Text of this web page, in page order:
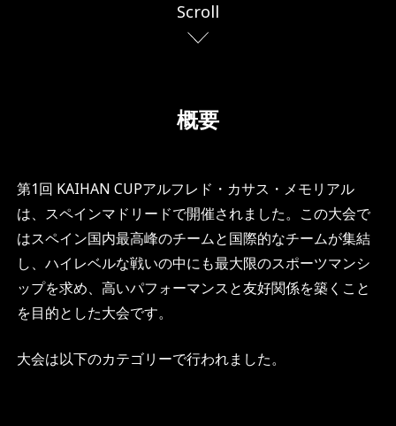
Scroll
概要
第1回 KAIHAN CUPアルフレド・カサス・メモリアル
は、スペインマドリードで開催されました。この⼤会で
はスペイン国内最⾼峰のチームと国際的なチームが集結
し、ハイレベルな戦いの中にも最⼤限のスポーツマンシ
ップを求め、⾼いパフォーマンスと友好関係を築くこと
を⽬的とした大会です。
⼤会は以下のカテゴリーで⾏われました。